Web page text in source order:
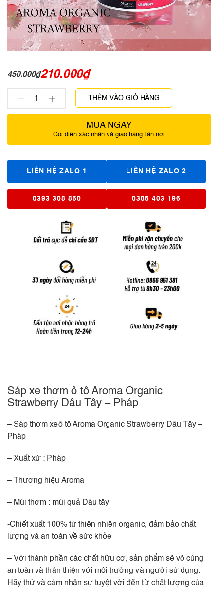
450.000₫210.000₫
THÊM VÀO GIỎ HÀNG
MUA NGAY
Gọi điện xác nhận và giao hàng tận nơi
LIÊN HỆ ZALO 1 LIÊN HỆ ZALO 2
0393 308 860 0385 403 196
Sáp xe thơm ô tô Aroma Organic
Strawberry Dâu Tây – Pháp
– Sáp thơm xeô tô Aroma Organic Strawberry Dâu Tây –
Pháp
– Xuất xứ : Pháp
– Thương hiệu Aroma
– Mùi thơm : mùi quả Dâu tây
-Chiết xuất 100% từ thiên nhiên organic, đảm bảo chất
lượng và an toàn về sức khỏe
– Với thành phần các chất hữu cơ, sản phẩm sẽ vô cùng
an toàn và thân thiện với môi trường và người sử dụng.
Hãy thử và cảm nhận sự tuyệt vời đến từ chất lượng của